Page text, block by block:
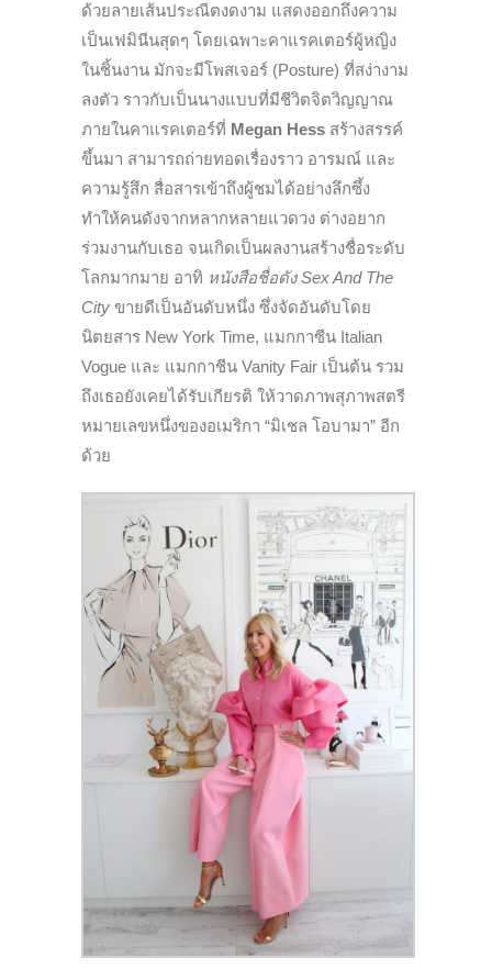
ด้วยลายเส้นประณีตงดงาม แสดงออกถึงความ
เป็นเฟมินีนสุดๆ โดยเฉพาะคาแรคเตอร์ผู้หญิง
ในชิ้นงาน มักจะมีโพสเจอร์ (Posture) ที่สง่างาม
ลงตัว ราวกับเป็นนางแบบที่มีชีวิตจิตวิญญาณ
ภายในคาแรคเตอร์ที่ Megan Hess สร้างสรรค์
ขึ้นมา สามารถถ่ายทอดเรื่องราว อารมณ์ และ
ความรู้สึก สื่อสารเข้าถึงผู้ชมได้อย่างลึกซึ้ง
ทำให้คนดังจากหลากหลายแวดวง ต่างอยาก
ร่วมงานกับเธอ จนเกิดเป็นผลงานสร้างชื่อระดับ
โลกมากมาย อาทิ หนังสือชื่อดัง Sex And The
City ขายดีเป็นอันดับหนึ่ง ซึ่งจัดอันดับโดย
นิตยสาร New York Time, แมกกาซีน Italian
Vogue และ แมกกาชีน Vanity Fair เป็นต้น รวม
ถึงเธอยังเคยได้รับเกียรติ ให้วาดภาพสุภาพสตรี
หมายเลขหนึ่งของอเมริกา “มิเชล โอบามา” อีก
ด้วย